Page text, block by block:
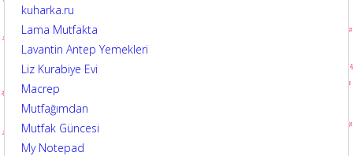
kuharka.ru
Lama Mutfakta
Lavantin Antep Yemekleri
Liz Kurabiye Evi
Macrep
Mutfağımdan
Mutfak Güncesi
My Notepad